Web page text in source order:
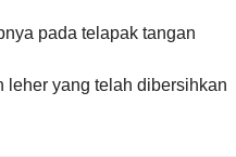
pada telapak tangan
leher yang telah dibersihkan